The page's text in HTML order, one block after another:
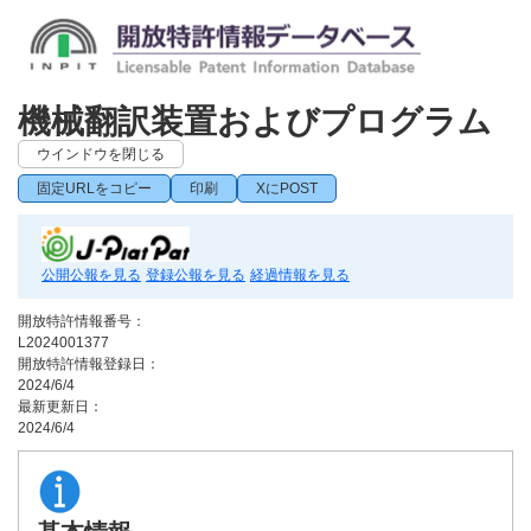
機械翻訳装置およびプログラム
ウインドウを閉じる
固定URLをコピー 印刷 XにPOST
公開公報を見る 登録公報を見る 経過情報を見る
開放特許情報番号：
L2024001377
開放特許情報登録日：
2024/6/4
最新更新日：
2024/6/4